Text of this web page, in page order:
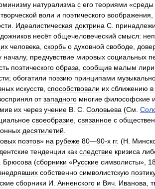
натурализма с его теориями «среды
творческой воли и поэтического воображения
Идеалистическая доктрина С
несёт общечеловеческий смысл:
человека скорбь о духовной свободе
началу, предчувствие мировых социальных
поэтического образа сообщив малым
; обогатили поэзию принципами
искусств способствовали их сближению в
от западного многие философские и
их через учение В С Соловьева (См
своеобразие связанное с
десятилетий
поэтов» на рубеже 80—90-х гг. (Н
тенденции как следствие кризиса
Брюсова (сборники «Русские символисты»,
собственно символистскую поэтику
сборники И Анненского и Вяч Иванова